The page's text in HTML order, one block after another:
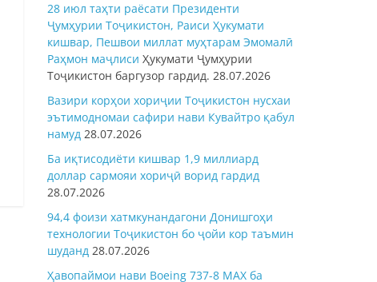
28 июл таҳти раёсати Президенти
Ҷумҳурии Тоҷикистон, Раиси Ҳукумати
кишвар, Пешвои миллат муҳтарам Эмомалӣ
Раҳмон маҷлиси Ҳукумати Ҷумҳурии
Тоҷикистон баргузор гардид. 28.07.2026
Вазири корҳои хориҷии Тоҷикистон нусхаи
эътимодномаи сафири нави Кувайтро қабул
намуд 28.07.2026
Ба иқтисодиёти кишвар 1,9 миллиард
доллар сармояи хориҷӣ ворид гардид
28.07.2026
94,4 фоизи хатмкунандагони Донишгоҳи
технологии Тоҷикистон бо ҷойи кор таъмин
шуданд 28.07.2026
Ҳавопаймои нави Boeing 737-8 MAX ба